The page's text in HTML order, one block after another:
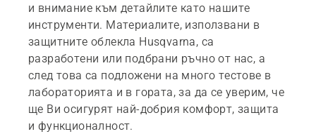
и внимание към детайлите като нашите
инструменти. Материалите, използвани в
защитните облекла Husqvarna, са
разработени или подбрани ръчно от нас, а
след това са подложени на много тестове в
лабораторията и в гората, за да се уверим, че
ще Ви осигурят най-добрия комфорт, защита
и функционалност.